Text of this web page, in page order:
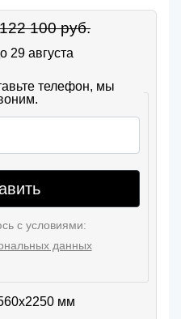
122 100 руб.
29 августа
телефон, мы
с условиями:
данных
мм